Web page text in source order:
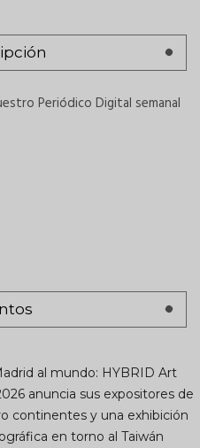
Periódico Digital semanal
al mundo: HYBRID Art
anuncia sus expositores de
continentes y una exhibición
en torno al Taiwán